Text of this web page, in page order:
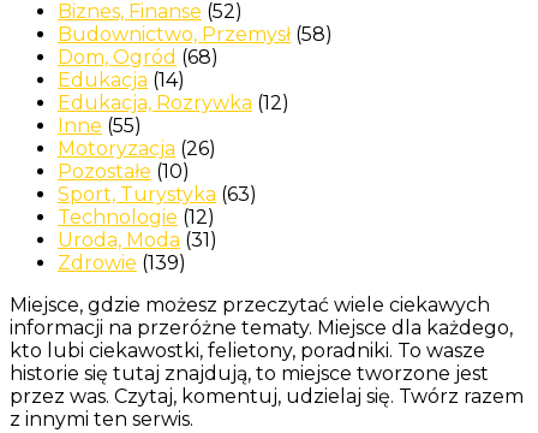
Biznes, Finanse (52)
Budownictwo, Przemysł(58)
Dom, Ogród (68)
Edukacja (14)
Edukacja, Rozrywka (12)
Inne (55)
Motoryzacja (26)
Pozostałe (10)
Sport, Turystyka (63)
Technologie (12)
Uroda, Moda (31)
Zdrowie (139)
Miejsce, gdzie możesz przeczytać wiele ciekawych
informacji na przeróżne tematy. Miejsce dla każdego,
kto lubi ciekawostki, felietony, poradniki. To wasze
historie się tutaj znajdują, to miejsce tworzone jest
przez was. Czytaj, komentuj, udzielaj się. Twórz razem
z innymi ten serwis.